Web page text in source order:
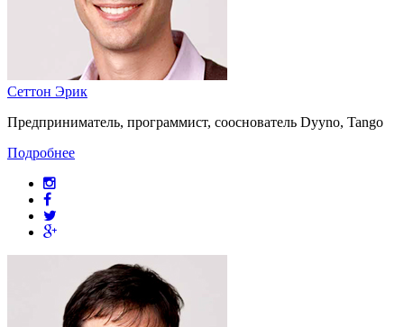
Сеттон Эрик
Предприниматель, программист, сооснователь Dyyno, Tango
Подробнее